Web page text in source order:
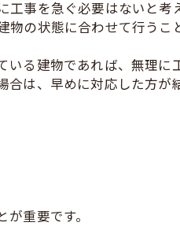
事を急ぐ必要はないと考
の状態に合わせて行うこ
る建物であれば、無理に
合は、早めに対応した方
重要です。